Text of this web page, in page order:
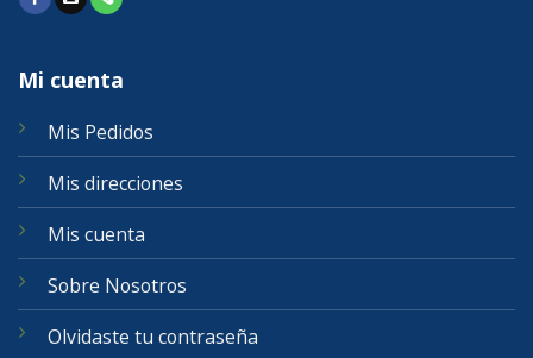
Mi cuenta
Mis Pedidos
Mis direcciones
Mis cuenta
Sobre Nosotros
Olvidaste tu contraseña